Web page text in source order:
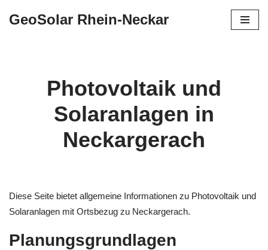
GeoSolar Rhein-Neckar
Photovoltaik und
Solaranlagen in
Neckargerach
Diese Seite bietet allgemeine Informationen zu Photovoltaik und
Solaranlagen mit Ortsbezug zu Neckargerach.
Planungsgrundlagen